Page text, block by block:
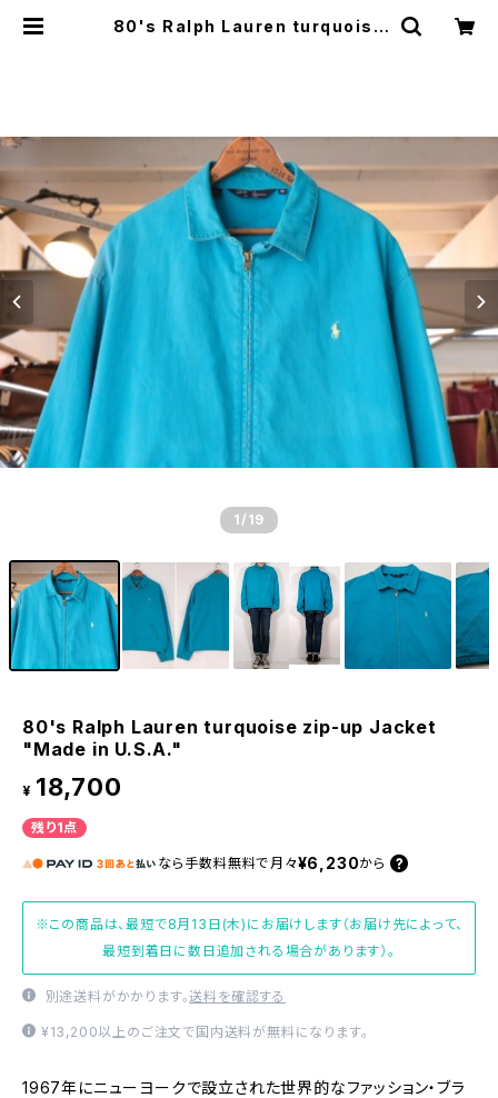
80's Ralph Lauren turquoise
1 /19
80's Ralph Lauren turquoise zip-up Jacket
"Made in U.S.A."
¥ 18,700
残り1点
なら 手数料無料で 月々¥6,230から
※この商品は、最短で8月13日(木)にお届けします（お届け先によって、
最短到着日に数日追加される場合があります）。
別途送料がかかります。送料を確認する
¥13,200以上のご注文で国内送料が無料になります。
1967年にニューヨークで設立された世界的なファッション・ブラ